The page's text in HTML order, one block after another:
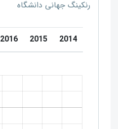
رنکینگ جهانی دانشگاه
2014
2015
2016